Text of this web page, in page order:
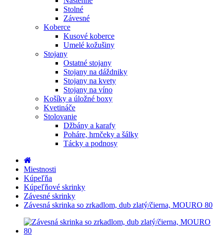
Stolné
Závesné
Koberce
Kusové koberce
Umelé kožušiny
Stojany
Ostatné stojany
Stojany na dáždniky
Stojany na kvety
Stojany na víno
Košíky a úložné boxy
Kvetináče
Stolovanie
Džbány a karafy
Poháre, hrnčeky a šálky
Tácky a podnosy
Miestnosti
Kúpeľňa
Kúpeľňové skrinky
Závesné skrinky
Závesná skrinka so zrkadlom, dub zlatý/čierna, MOURO 80